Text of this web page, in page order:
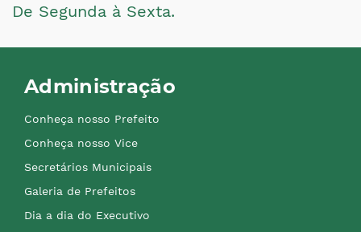
De Segunda à Sexta.
Administração
Conheça nosso Prefeito
Conheça nosso Vice
Secretários Municipais
Galeria de Prefeitos
Dia a dia do Executivo